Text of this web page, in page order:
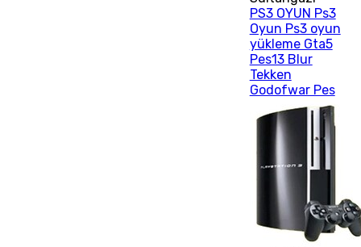
PS3 OYUN Ps3
Oyun Ps3 oyun
yükleme Gta5
Pes13 Blur
Tekken
Godofwar Pes